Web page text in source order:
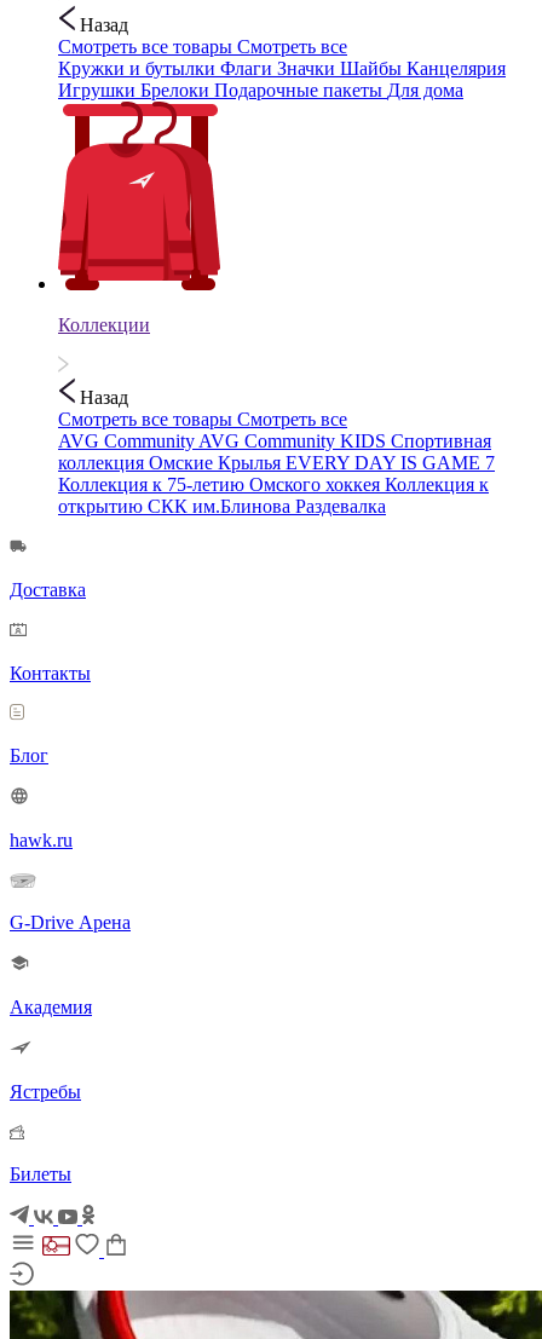
Назад
Смотреть все товары Смотреть все
Кружки и бутылки Флаги Значки Шайбы Канцелярия
Игрушки Брелоки Подарочные пакеты Для дома
Коллекции
Назад
Смотреть все товары Смотреть все
AVG Community AVG Community KIDS Спортивная
коллекция Омские Крылья EVERY DAY IS GAME 7
Коллекция к 75-летию Омского хоккея Коллекция к
открытию СКК им.Блинова Раздевалка
Доставка
Контакты
Блог
hawk.ru
G-Drive Арена
Академия
Ястребы
Билеты